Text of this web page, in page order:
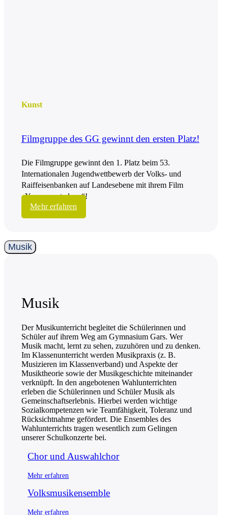
Kunst
Filmgruppe des GG gewinnt den ersten Platz!
Die Filmgruppe gewinnt den 1. Platz beim 53.
Internationalen Jugendwettbewerb der Volks- und
Raiffeisenbanken auf Landesebene mit ihrem Film
„You are not alone“!
Mehr erfahren
Musik
Musik
Der Musikunterricht begleitet die Schülerinnen und
Schüler auf ihrem Weg am Gymnasium Gars. Wer
Musik macht, lernt zu sehen, zuzuhören und zu denken.
Im Klassenunterricht werden Musikpraxis (z. B.
Musizieren im Klassenverband) und Aspekte der
Musiktheorie sowie der Musikgeschichte miteinander
verknüpft. In den angebotenen Wahlunterrichten
erleben die Schülerinnen und Schüler Musik als
Gemeinschaftserlebnis. Hierbei werden wichtige
Sozialkompetenzen wie Teamfähigkeit, Toleranz und
Rücksichtnahme gefördert. Die Ensembles des
Wahlunterrichts tragen wesentlich zum Gelingen
unserer Schulkonzerte bei.
Chor und Auswahlchor
Mehr erfahren
Volksmusikensemble
Mehr erfahren